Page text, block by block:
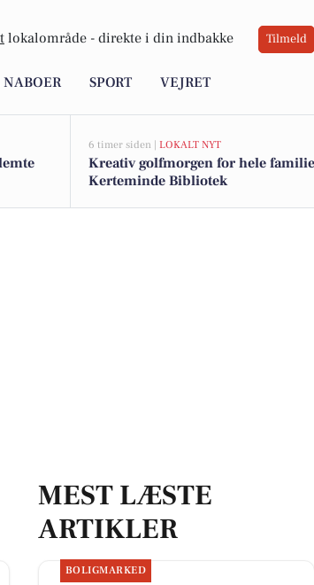
lokalområde - direkte i din indbakke Tilmeld
SPORT VEJRET
6 timer siden | LOKALT NYT
Kreativ golfmorgen for hele
Kerteminde Bibliotek
MEST LÆSTE
ARTIKLER
BOLIGMARKED